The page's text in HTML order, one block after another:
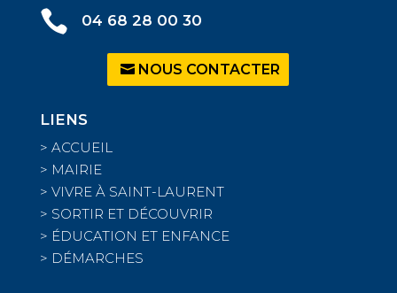
 04 68 28 00 30
NOUS CONTACTER
LIENS
> ACCUEIL
> MAIRIE
> VIVRE À SAINT-LAURENT
> SORTIR ET DÉCOUVRIR
> ÉDUCATION ET ENFANCE
> DÉMARCHES